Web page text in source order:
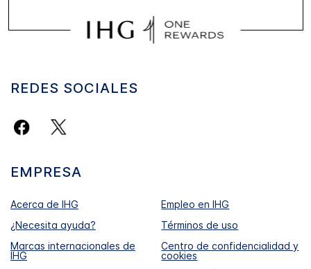
REDES SOCIALES
EMPRESA
Acerca de IHG
Empleo en IHG
¿Necesita ayuda?
Términos de uso
Marcas internacionales de
IHG
Centro de confidencialidad y
cookies